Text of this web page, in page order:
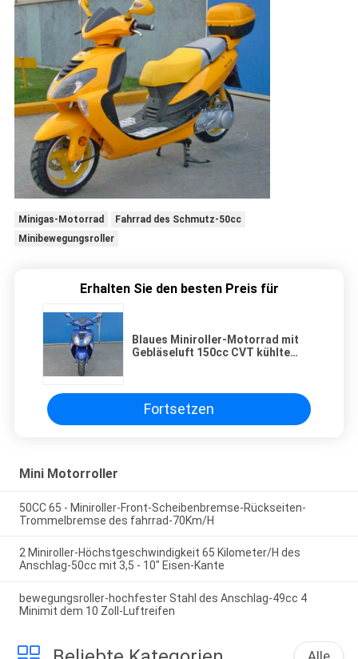
Minigas-Motorrad
Fahrrad des Schmutz-50cc
Minibewegungsroller
Erhalten Sie den besten Preis für
Blaues Miniroller-Motorrad mit
Gebläseluft 150cc CVT kühlte
Fortsetzen
Mini Motorroller
50CC 65 - Miniroller-Front-Scheibenbremse-Rückseiten-
Trommelbremse des fahrrad-70Km/H
2 Miniroller-Höchstgeschwindigkeit 65 Kilometer/H des
Anschlag-50cc mit 3,5 - 10" Eisen-Kante
bewegungsroller-hochfester Stahl des Anschlag-49cc 4
Minimit dem 10 Zoll-Luftreifen